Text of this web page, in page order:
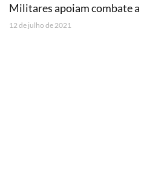
Militares apoiam combate
12 de julho de 2021